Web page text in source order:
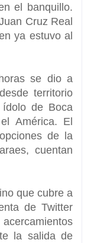
el banquillo.
Cruz Real
ya estuvo al
se dio a
territorio
de Boca
América. El
de la
cuentan
que cubre a
de Twitter
la salida de